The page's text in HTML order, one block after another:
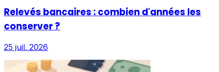
Relevés bancaires : combien d'années les
conserver ?
25 juil. 2026